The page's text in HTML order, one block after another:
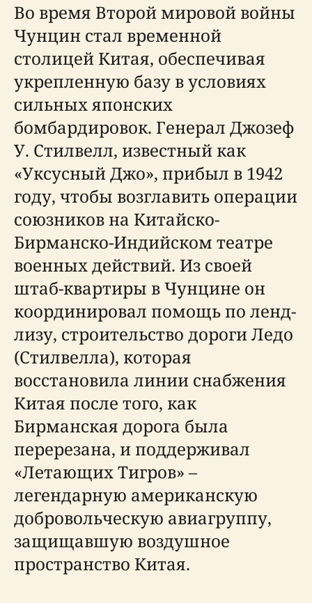
Во время Второй мировой войны
Чунцин стал временной
столицей Китая, обеспечивая
укрепленную базу в условиях
сильных японских
бомбардировок. Генерал Джозеф
У. Стилвелл, известный как
«Уксусный Джо», прибыл в 1942
году, чтобы возглавить операции
союзников на Китайско-
Бирманско-Индийском театре
военных действий. Из своей
штаб-квартиры в Чунцине он
координировал помощь по ленд-
лизу, строительство дороги Ледо
(Стилвелла), которая
восстановила линии снабжения
Китая после того, как
Бирманская дорога была
перерезана, и поддерживал
«Летающих Тигров» –
легендарную американскую
добровольческую авиагруппу,
защищавшую воздушное
пространство Китая.